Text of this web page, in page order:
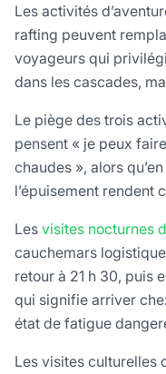
Les activités
rafting peuvent
voyageurs qui
dans les cascades,
Le piège des trois
pensent « je peux
chaudes », alors
l’épuisement rendent
Les visites nocturnes
cauchemars
retour à 21 h 30, puis
qui signifie arriver
état de fatigue
Les visites culturelles